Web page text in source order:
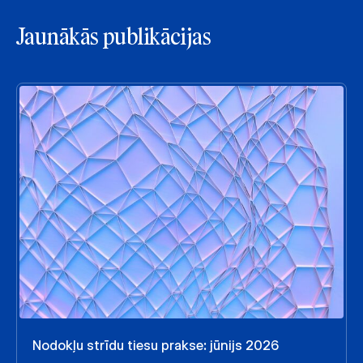
Jaunākās publikācijas
Nodokļu strīdu tiesu prakse: jūnijs 2026